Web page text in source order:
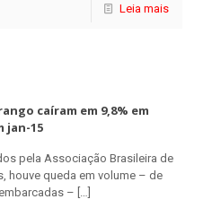
Leia mais
caíram em 9,8% em
jan-15
pela Associação Brasileira de
houve queda em volume – de
– […]